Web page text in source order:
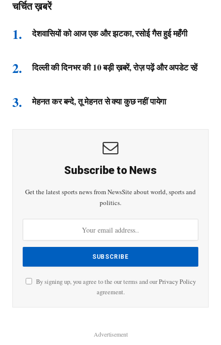
चर्चित ख़बरें
देशवासियों को आज एक और झटका, रसोई गैस हुई महँगी
दिल्ली की दिनभर की 10 बड़ी ख़बरें, रोज़ पढ़ें और अपडेट रहें
मेहनत कर बन्दे, तू मेहनत से क्या कुछ नहीं पायेगा
Subscribe to News
Get the latest sports news from NewsSite about world, sports and
politics.
By signing up, you agree to the our terms and ourPrivacy Policy
agreement.
Advertisement